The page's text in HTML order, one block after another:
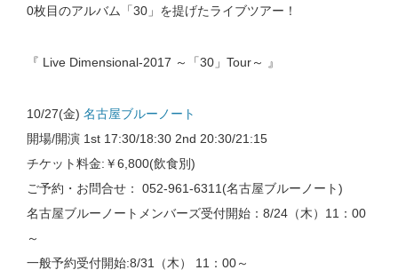
0枚目のアルバム「30」を提げたライブツアー！
『 Live Dimensional-2017 ～「30」Tour～ 』
10/27(金) 名古屋ブルーノート
開場/開演 1st 17:30/18:30 2nd 20:30/21:15
チケット料金:￥6,800(飲食別)
ご予約・お問合せ： 052-961-6311(名古屋ブルーノート)
名古屋ブルーノートメンバーズ受付開始：8/24（木）11：00
～
一般予約受付開始:8/31（木） 11：00～